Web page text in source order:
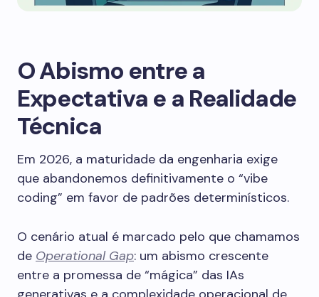
O Abismo entre a
Expectativa e a Realidade
Técnica
Em 2026, a maturidade da engenharia exige
que abandonemos definitivamente o “vibe
coding” em favor de padrões determinísticos.
O cenário atual é marcado pelo que chamamos
de Operational Gap: um abismo crescente
entre a promessa de “mágica” das IAs